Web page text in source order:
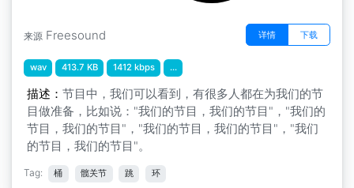
来源 Freesound 详情 下载
wav 413.7 KB 1412 kbps ...
描述： 节目中，我们可以看到，有很多人都在为我们的节
目做准备，比如说："我们的节目，我们的节目"，"我们的
节目，我们的节目"，"我们的节目，我们的节目"，"我们
的节目，我们的节目"。
Tag: 桶 髋关节 跳 环